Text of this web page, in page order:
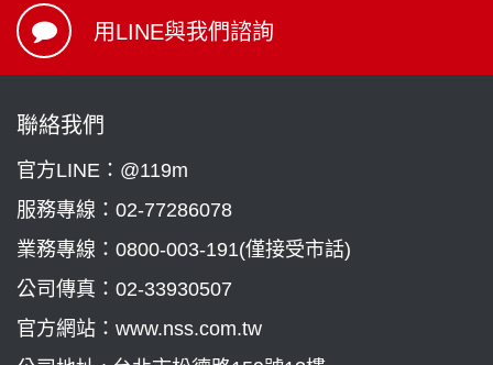
用LINE與我們諮詢
聯絡我們
官方LINE：@119m
服務專線： 02-77286078
業務專線： 0800-003-191(僅接受市話)
公司傳真：02-33930507
官方網站：www.nss.com.tw